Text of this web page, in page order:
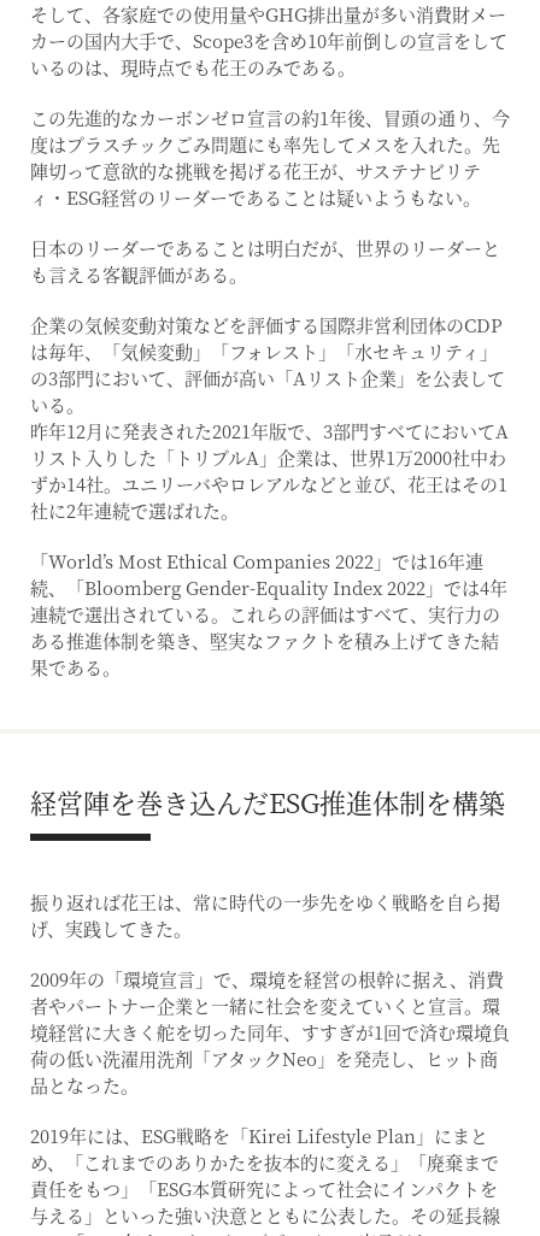
そして、各家庭での使用量やGHG排出量が多い消費財メー
カーの国内大手で、Scope3を含め10年前倒しの宣言をして
いるのは、現時点でも花王のみである。
この先進的なカーボンゼロ宣言の約1年後、冒頭の通り、今
度はプラスチックごみ問題にも率先してメスを入れた。先
陣切って意欲的な挑戦を掲げる花王が、サステナビリテ
ィ・ESG経営のリーダーであることは疑いようもない。
日本のリーダーであることは明白だが、世界のリーダーと
も言える客観評価がある。
企業の気候変動対策などを評価する国際非営利団体のCDP
は毎年、「気候変動」「フォレスト」「水セキュリティ」
の3部門において、評価が高い「Aリスト企業」を公表して
いる。
昨年12月に発表された2021年版で、3部門すべてにおいてA
リスト入りした「トリプルA」企業は、世界1万2000社中わ
ずか14社。ユニリーバやロレアルなどと並び、花王はその1
社に2年連続で選ばれた。
「World’s Most Ethical Companies 2022」では16年連
続、「Bloomberg Gender-Equality Index 2022」では4年
連続で選出されている。これらの評価はすべて、実行力の
ある推進体制を築き、堅実なファクトを積み上げてきた結
果である。
経営陣を巻き込んだESG推進体制を構築
振り返れば花王は、常に時代の一歩先をゆく戦略を自ら掲
げ、実践してきた。
2009年の「環境宣言」で、環境を経営の根幹に据え、消費
者やパートナー企業と一緒に社会を変えていくと宣言。環
境経営に大きく舵を切った同年、すすぎが1回で済む環境負
荷の低い洗濯用洗剤「アタックNeo」を発売し、ヒット商
品となった。
2019年には、ESG戦略を「Kirei Lifestyle Plan」にまと
め、「これまでのありかたを抜本的に変える」「廃棄まで
責任をもつ」「ESG本質研究によって社会にインパクトを
与える」といった強い決意とともに公表した。その延長線